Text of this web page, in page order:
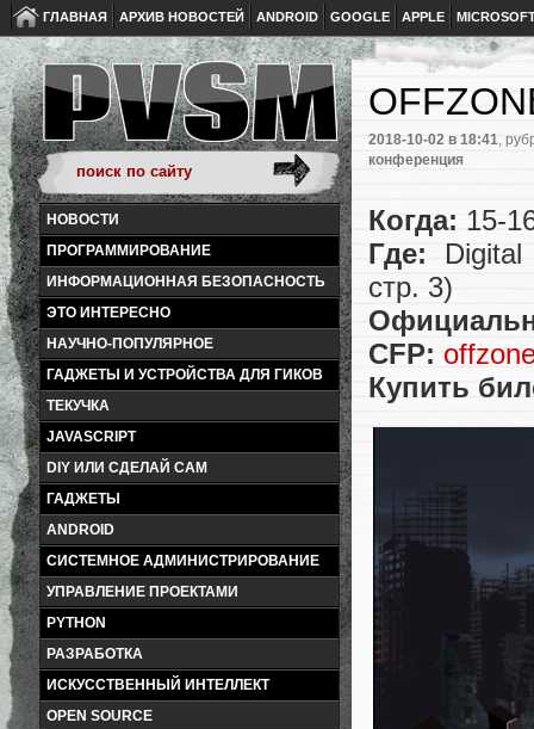
ГЛАВНАЯ АРХИВ НОВОСТЕЙ ANDROID GOOGLE APPLE
НОВОСТИ
ПРОГРАММИРОВАНИЕ
ИНФОРМАЦИОННАЯ БЕЗОПАСНОСТЬ
ЭТО ИНТЕРЕСНО
НАУЧНО-ПОПУЛЯРНОЕ
ГАДЖЕТЫ И УСТРОЙСТВА ДЛЯ ГИКОВ
ТЕКУЧКА
JAVASCRIPT
DIY ИЛИ СДЕЛАЙ САМ
ГАДЖЕТЫ
ANDROID
СИСТЕМНОЕ АДМИНИСТРИРОВАНИЕ
УПРАВЛЕНИЕ ПРОЕКТАМИ
PYTHON
РАЗРАБОТКА
ИСКУССТВЕННЫЙ ИНТЕЛЛЕКТ
OPEN SOURCE
2018-10-02 в 18:41,
конференция
Когда: 15-
Где:
стр. 3)
CFP:
Купить